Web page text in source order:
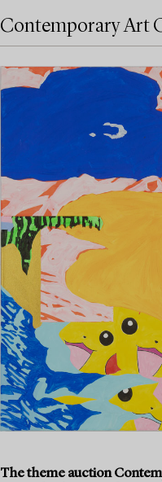
Contemporary Art
The theme auction